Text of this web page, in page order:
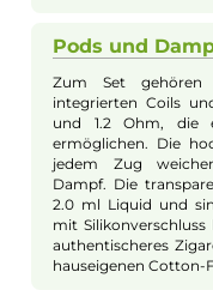
erfahrene Dampfer
authentisches
ähnlich dem einer
Technische
Ausgestattet mit
bietet der M1